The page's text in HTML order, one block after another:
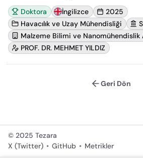
Doktora İngilizce
2025
Havacılık ve Uzay Mühendisliği
Malzeme Bilimi ve Nanomühendislik
PROF. DR. MEHMET YILDIZ
Geri Dön
© 2025 Tezara
X (Twitter) • GitHub • Metrikler